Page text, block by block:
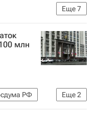
Еще7
млн
Еще2
РФ